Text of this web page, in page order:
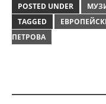
POSTED UNDER
TAGGED
ПЕТРОВА